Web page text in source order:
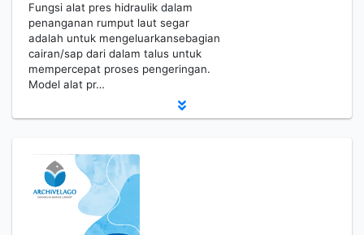
Fungsi alat pres hidraulik dalam
penanganan rumput laut segar
adalah untuk mengeluarkansebagian
cairan/sap dari dalam talus untuk
mempercepat proses pengeringan.
Model alat pr…